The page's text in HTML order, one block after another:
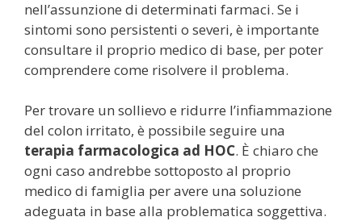
nell’assunzione di determinati farmaci. Se i
sintomi sono persistenti o severi, è importante
consultare il proprio medico di base, per poter
comprendere come risolvere il problema.
Per trovare un sollievo e ridurre l’infiammazione
del colon irritato, è possibile seguire una
terapia farmacologica ad HOC. È chiaro che
ogni caso andrebbe sottoposto al proprio
medico di famiglia per avere una soluzione
adeguata in base alla problematica soggettiva.